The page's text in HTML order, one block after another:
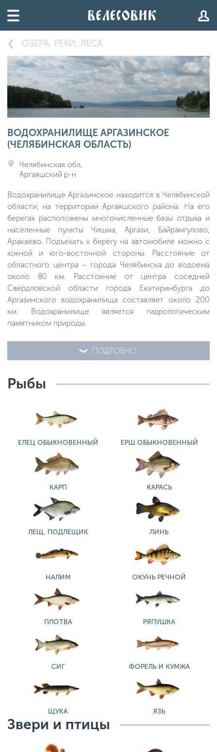
ОЗЕРА, РЕКИ, ЛЕСА
ВОДОХРАНИЛИЩЕ АРГАЗИНСКОЕ
(ЧЕЛЯБИНСКАЯ ОБЛАСТЬ)
Челябинская обл,
Аргаяшский р-н
Водохранилище Аргазинское находится в Челябинской
области, на территории Аргаяшского района. На его
берегах расположены многочисленные базы отдыха и
населенные пункты Чишма, Аргази, Байрамгулово,
Аракаево. Подъехать к берегу на автомобиле можно с
южной и юго-восточной стороны. Расстояние от
областного центра – города Челябинска до водоема
около 80 км. Расстояние от центра соседней
Свердловской области города Екатеринбурга до
Аргазинского водохранилища составляет около 200
км. Водохранилище является гидрологическим
памятником природы.
ПОДРОБНО
Рыбы
ЕЛЕЦ ОБЫКНОВЕННЫЙ ЕРШ ОБЫКНОВЕННЫЙ
КАРП КАРАСЬ
ЛЕЩ, ПОДЛЕЩИК ЛИНЬ
НАЛИМ ОКУНЬ РЕЧНОЙ
ПЛОТВА РЯПУШКА
СИГ ФОРЕЛЬ И КУМЖА
ЩУКА ЯЗЬ
Звери и птицы